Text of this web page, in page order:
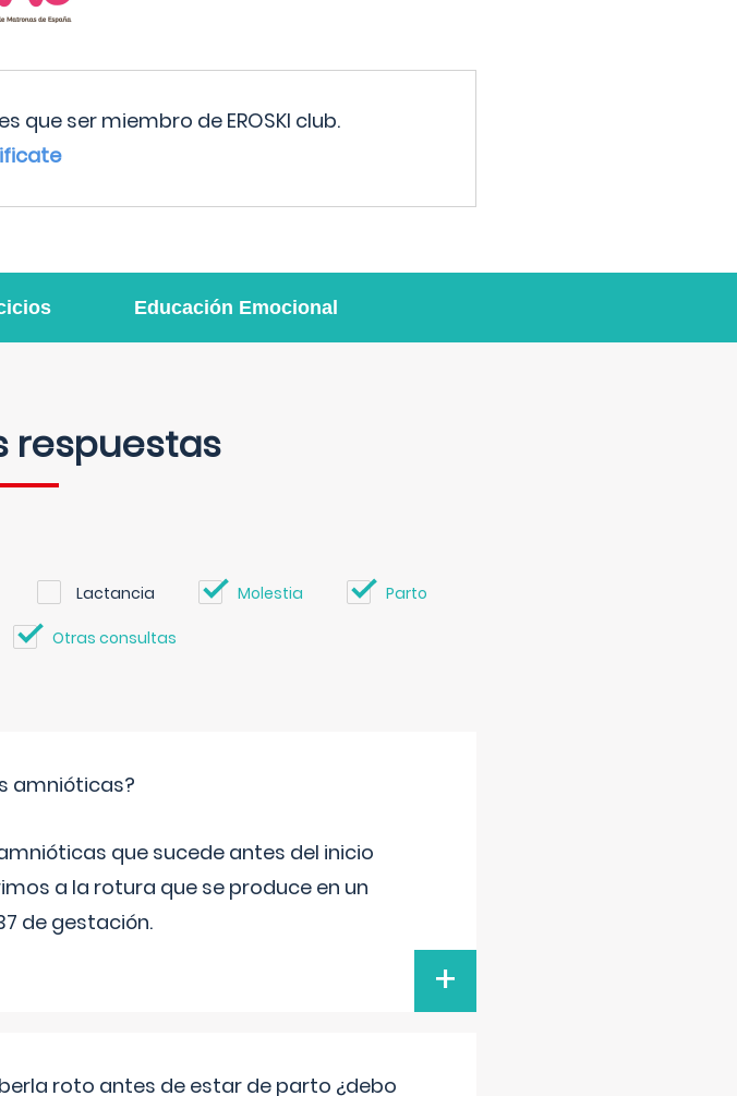
que ser miembro de EROSKI club.
Educación Emocional
respuestas
Lactancia Molestia Parto
Otras consultas
amnióticas?
que sucede antes del inicio
a la rotura que se produce en un
de gestación.
+
roto antes de estar de parto ¿debo